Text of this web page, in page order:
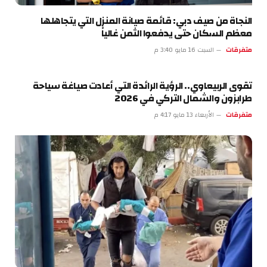
النجاة من صيف دبي: قائمة صيانة المنزل التي يتجاهلها
معظم السكان حتى يدفعوا الثمن غالياً
متفرقات السبت 16 مايو 3:40 م
تقوى الربيعاوي.. الرؤية الرائدة التي أعادت صياغة سياحة
طرابزون والشمال التركي في 2026
متفرقات الأربعاء 13 مايو 4:17 م